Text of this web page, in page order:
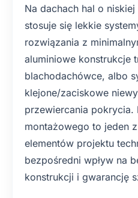
Na dachach hal o
stosuje się lekkie
rozwiązania z
aluminiowe konstrukcje
blachodachówce, albo
klejone/zaciskowe
przewiercania pokrycia.
montażowego to jeden
elementów projektu
bezpośredni wpływ na
konstrukcji i gwarancję